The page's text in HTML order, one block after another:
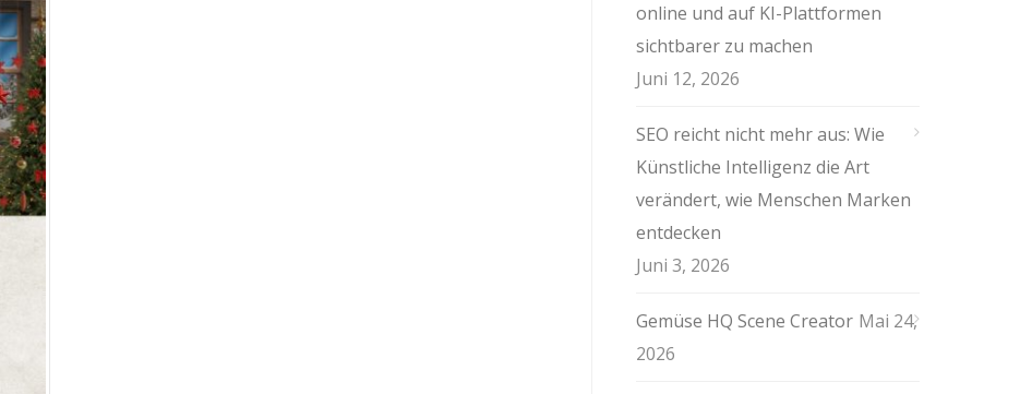
online und auf KI-Plattformen
sichtbarer zu machen
Juni 12, 2026
SEO reicht nicht mehr aus: Wie
Künstliche Intelligenz die Art
verändert, wie Menschen Marken
entdecken
Juni 3, 2026
Gemüse HQ Scene Creator Mai 24,
2026